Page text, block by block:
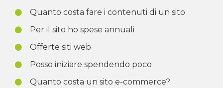
Quanto costa fare i contenuti di un sito
Per il sito ho spese annuali
Offerte siti web
Posso iniziare spendendo poco
Quanto costa un sito e-commerce?